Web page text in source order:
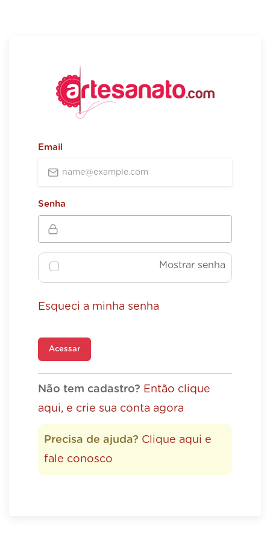
Email
Senha
Mostrar senha
Esqueci a minha senha
Acessar
Não tem cadastro? Então clique
aqui, e crie sua conta agora
Precisa de ajuda? Clique aqui e
fale conosco